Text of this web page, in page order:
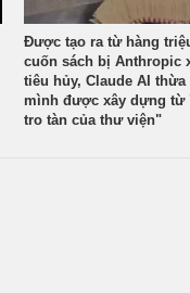
Được tạo ra từ hàng
cuốn sách bị Anthropic
tiêu hủy, Claude AI thừa
mình được xây dựng từ
tro tàn của thư viện"